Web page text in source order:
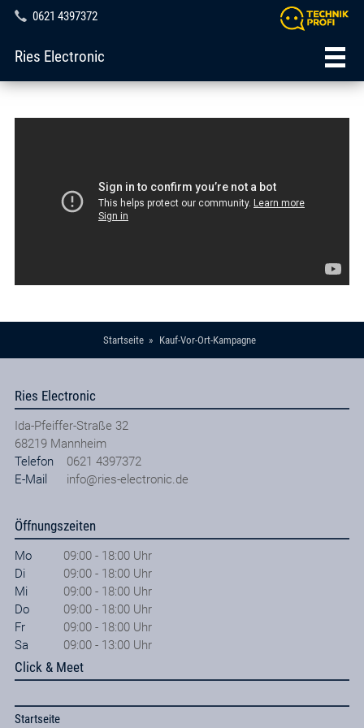
0621 4397372
Ries Electronic
Startseite Kauf-Vor-Ort-Kampagne
Ries Electronic
Ida-Pfeiffer-Straße 32
68219 Mannheim
Telefon
0621 4397372
E-Mail
info@ries-electronic.de
Öffnungszeiten
Mo
09:00 - 18:00 Uhr
Di
09:00 - 18:00 Uhr
Mi
09:00 - 18:00 Uhr
Do
09:00 - 18:00 Uhr
Fr
09:00 - 18:00 Uhr
Sa
09:00 - 13:00 Uhr
Click & Meet
Startseite